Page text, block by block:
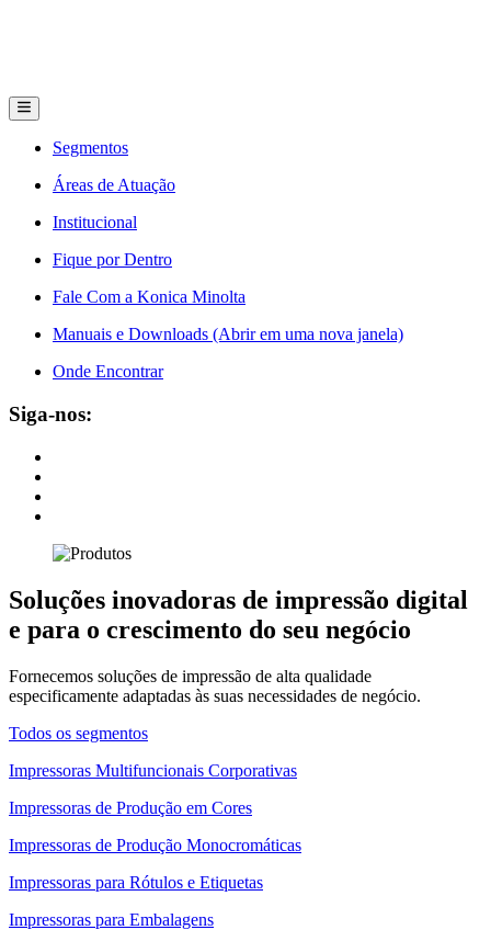
Segmentos
Áreas de Atuação
Institucional
Fique por Dentro
Fale Com a Konica Minolta
Manuais e Downloads (Abrir em uma nova janela)
Onde Encontrar
Siga-nos:
Soluções inovadoras de impressão digital
e para o crescimento do seu negócio
Fornecemos soluções de impressão de alta qualidade
especificamente adaptadas às suas necessidades de negócio.
Todos os segmentos
Impressoras Multifuncionais Corporativas
Impressoras de Produção em Cores
Impressoras de Produção Monocromáticas
Impressoras para Rótulos e Etiquetas
Impressoras para Embalagens